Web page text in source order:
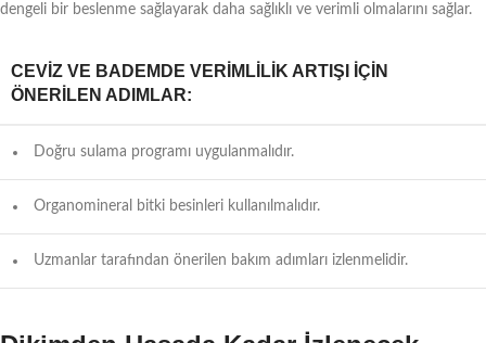
dengeli bir beslenme sağlayarak daha sağlıklı ve verimli olmalarını sağlar.
CEVIZ VE BADEMDE VERIMLILIK ARTIŞI İÇIN
ÖNERILEN ADIMLAR:
Doğru sulama programı uygulanmalıdır.
Organomineral bitki besinleri kullanılmalıdır.
Uzmanlar tarafından önerilen bakım adımları izlenmelidir.